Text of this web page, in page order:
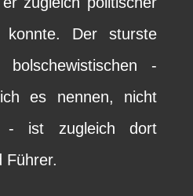
konnte. Der sturste
-
es nennen, nicht
- ist zugleich dort
Führer.